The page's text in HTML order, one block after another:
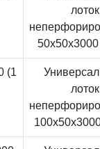
лоток
(1
лоток